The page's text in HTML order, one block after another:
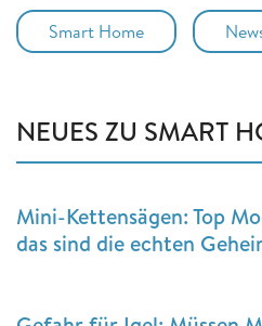
Smart Home
NEUES ZU SMART
Mini-Kettensägen: Top
das sind die echten